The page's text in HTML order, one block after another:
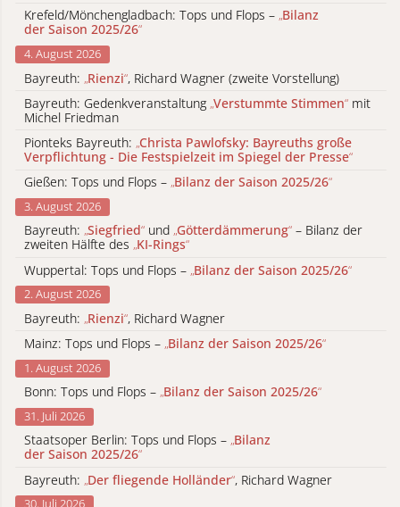
Krefeld/Mönchengladbach: Tops und Flops – „Bilanz
der Saison 2025/26“
4. August 2026
Bayreuth: „Rienzi“, Richard Wagner (zweite Vorstellung)
Bayreuth: Gedenkveranstaltung „Verstummte Stimmen“ mit
Michel Friedman
Pionteks Bayreuth: „Christa Pawlofsky: Bayreuths große
Verpflichtung - Die Festspielzeit im Spiegel der Presse“
Gießen: Tops und Flops – „Bilanz der Saison 2025/26“
3. August 2026
Bayreuth: „Siegfried“ und „Götterdämmerung“ – Bilanz der
zweiten Hälfte des „KI-Rings“
Wuppertal: Tops und Flops – „Bilanz der Saison 2025/26“
2. August 2026
Bayreuth: „Rienzi“, Richard Wagner
Mainz: Tops und Flops – „Bilanz der Saison 2025/26“
1. August 2026
Bonn: Tops und Flops – „Bilanz der Saison 2025/26“
31. Juli 2026
Staatsoper Berlin: Tops und Flops – „Bilanz
der Saison 2025/26“
Bayreuth: „Der fliegende Holländer“, Richard Wagner
30. Juli 2026